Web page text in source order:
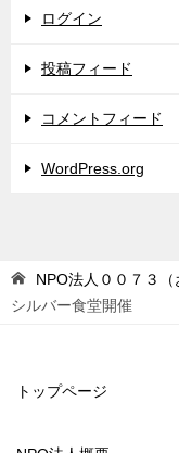
ログイン
投稿フィード
コメントフィード
WordPress.org
NPO法人００７３（
シルバー食堂開催
トップページ